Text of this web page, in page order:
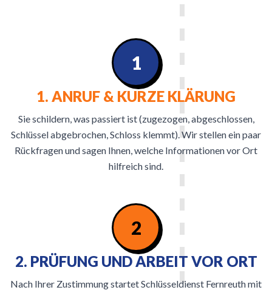
1. ANRUF & KURZE KLÄRUNG
Sie schildern, was passiert ist (zugezogen, abgeschlossen,
Schlüssel abgebrochen, Schloss klemmt). Wir stellen ein paar
Rückfragen und sagen Ihnen, welche Informationen vor Ort
hilfreich sind.
1
2
2. PRÜFUNG UND ARBEIT VOR ORT
Nach Ihrer Zustimmung startet Schlüsseldienst Fernreuth mit